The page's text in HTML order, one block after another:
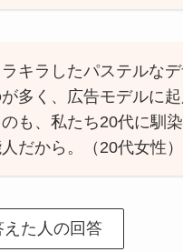
キラしたパステルな
多く、広告モデルに
のも、私たち20代に馴
だから。（20代女性）
えた人の回答